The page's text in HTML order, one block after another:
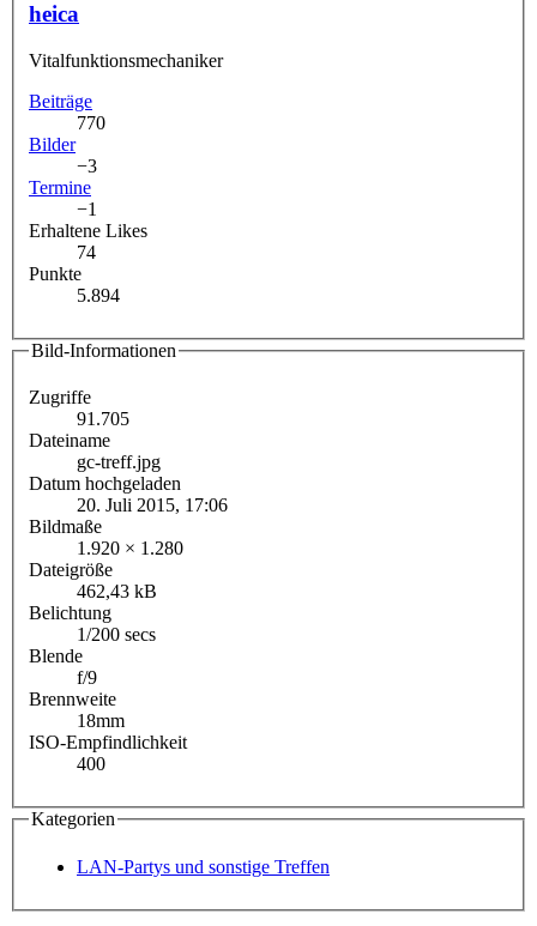
heica
Vitalfunktionsmechaniker
Beiträge
770
Bilder
−3
Termine
−1
Erhaltene Likes
74
Punkte
5.894
Bild-Informationen
Zugriffe
91.705
Dateiname
gc-treff.jpg
Datum hochgeladen
20. Juli 2015, 17:06
Bildmaße
1.920 × 1.280
Dateigröße
462,43 kB
Belichtung
1/200 secs
Blende
f/9
Brennweite
18mm
ISO-Empfindlichkeit
400
Kategorien
LAN-Partys und sonstige Treffen